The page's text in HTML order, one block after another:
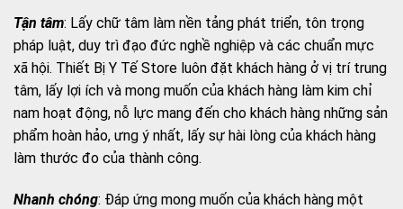
Tận tâm: Lấy chữ tâm làm nền tảng phát triển, tôn trọng
pháp luật, duy trì đạo đức nghề nghiệp và các chuẩn mực
xã hội. Thiết Bị Y Tế Store luôn đặt khách hàng ở vị trí trung
tâm, lấy lợi ích và mong muốn của khách hàng làm kim chỉ
nam hoạt động, nỗ lực mang đến cho khách hàng những sản
phẩm hoàn hảo, ưng ý nhất, lấy sự hài lòng của khách hàng
làm thước đo của thành công.
Nhanh chóng: Đáp ứng mong muốn của khách hàng một